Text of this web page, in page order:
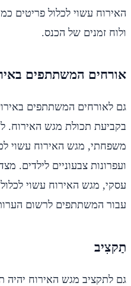
האירוח עשוי לכלול פריטים
ולוח זמנים של הכנס.
אורחים המשתתפים
גם לאורחים המשתתפים
בקביעת תכולת מגש האירוח.
משפחתי, מגש האירוח עשוי
ועפרונות צבעוניים לילדים.
עסקי, מגש האירוח עשוי
עבור המשתתפים לרשום
תַקצִיב
גם לתקציב מגש האירוח